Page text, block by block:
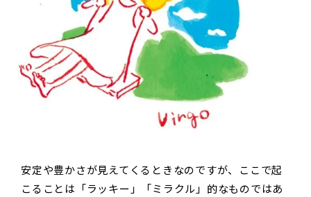
安定や豊かさが見えてくるときなのですが、ここで起
こることは「ラッキー」「ミラクル」的なものではあ